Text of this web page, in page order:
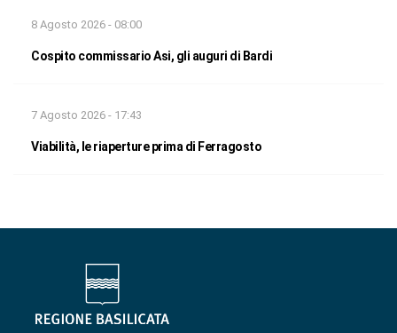
8 Agosto 2026 - 08:00
Cospito commissario Asi, gli auguri di Bardi
7 Agosto 2026 - 17:43
Viabilità, le riaperture prima di Ferragosto